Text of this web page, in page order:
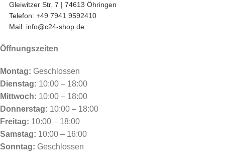
Gleiwitzer Str. 7 | 74613 Öhringen
Telefon: +49 7941 9592410
Mail: info@c24-shop.de
Öffnungszeiten
Montag: Geschlossen
Dienstag: 10:00 – 18:00
Mittwoch: 10:00 – 18:00
Donnerstag: 10:00 – 18:00
Freitag: 10:00 – 18:00
Samstag: 10:00 – 16:00
Sonntag: Geschlossen